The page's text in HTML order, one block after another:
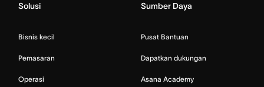
Solusi
Bisnis kecil
Pemasaran
Operasi
Sumber Daya
Pusat Bantuan
Dapatkan dukungan
Asana Academy